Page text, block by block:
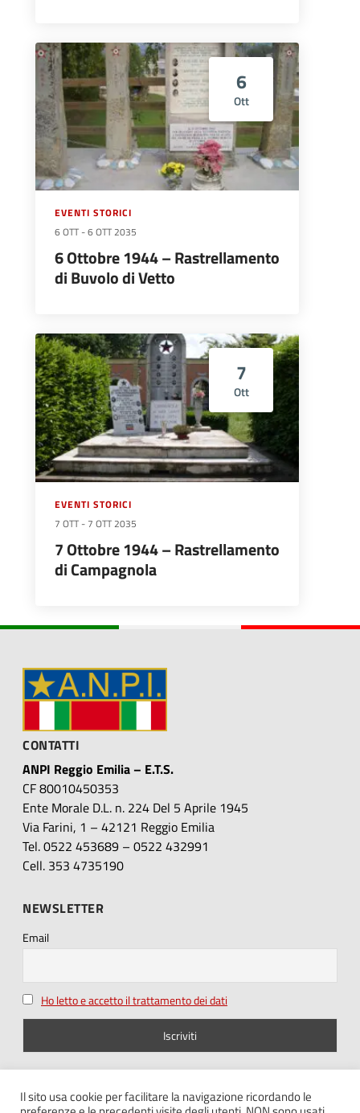
6
Ott
EVENTI STORICI
6 OTT -6 OTT 2035
6 Ottobre 1944 – Rastrellamento
di Buvolo di Vetto
7
Ott
EVENTI STORICI
7 OTT - 7 OTT 2035
7 Ottobre 1944 – Rastrellamento
di Campagnola
CONTATTI
ANPI Reggio Emilia – E.T.S.
CF 80010450353
Ente Morale D.L. n. 224 Del 5 Aprile 1945
Via Farini, 1 – 42121 Reggio Emilia
Tel. 0522 453689 – 0522 432991
Cell. 353 4735190
NEWSLETTER
Email
Ho letto e accetto il trattamento dei dati
SEGUICI SU
Il sito usa cookie per facilitare la navigazione ricordando le